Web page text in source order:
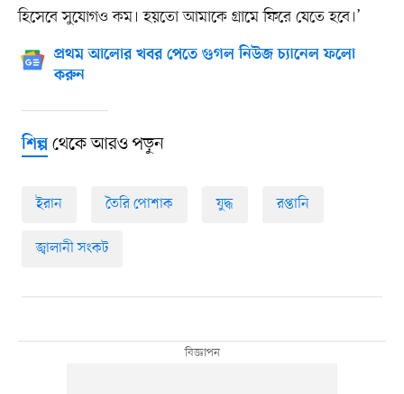
হিসেবে সুযোগও কম। হয়তো আমাকে গ্রামে ফিরে যেতে হবে।’
প্রথম আলোর খবর পেতে গুগল নিউজ চ্যানেল ফলো
করুন
শিল্পথেকে আরও পড়ুন
ইরান তৈরি পোশাক যুদ্ধ রপ্তানি
জ্বালানী সংকট